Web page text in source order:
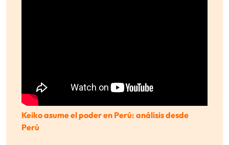
Keiko asume el poder en Perú: análisis desde
Perú